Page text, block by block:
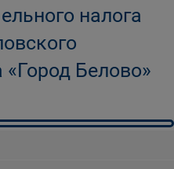
налога
«Город Белово»